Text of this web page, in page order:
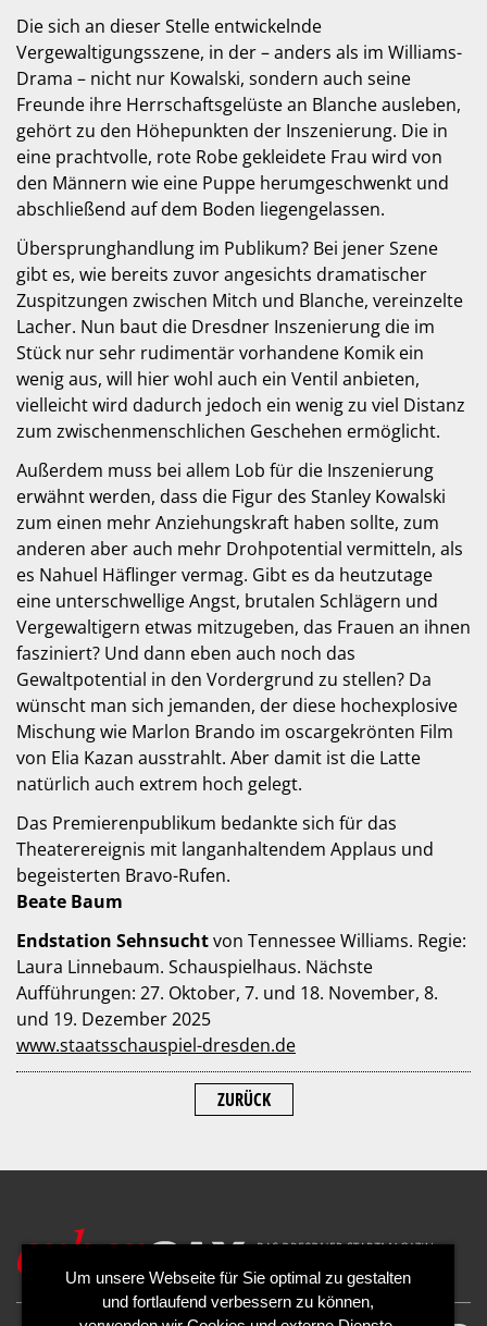
Die sich an dieser Stelle entwickelnde
Vergewaltigungsszene, in der – anders als im Williams-
Drama – nicht nur Kowalski, sondern auch seine
Freunde ihre Herrschaftsgelüste an Blanche ausleben,
gehört zu den Höhepunkten der Inszenierung. Die in
eine prachtvolle, rote Robe gekleidete Frau wird von
den Männern wie eine Puppe herumgeschwenkt und
abschließend auf dem Boden liegengelassen.
Übersprunghandlung im Publikum? Bei jener Szene
gibt es, wie bereits zuvor angesichts dramatischer
Zuspitzungen zwischen Mitch und Blanche, vereinzelte
Lacher. Nun baut die Dresdner Inszenierung die im
Stück nur sehr rudimentär vorhandene Komik ein
wenig aus, will hier wohl auch ein Ventil anbieten,
vielleicht wird dadurch jedoch ein wenig zu viel Distanz
zum zwischenmenschlichen Geschehen ermöglicht.
Außerdem muss bei allem Lob für die Inszenierung
erwähnt werden, dass die Figur des Stanley Kowalski
zum einen mehr Anziehungskraft haben sollte, zum
anderen aber auch mehr Drohpotential vermitteln, als
es Nahuel Häflinger vermag. Gibt es da heutzutage
eine unterschwellige Angst, brutalen Schlägern und
Vergewaltigern etwas mitzugeben, das Frauen an ihnen
fasziniert? Und dann eben auch noch das
Gewaltpotential in den Vordergrund zu stellen? Da
wünscht man sich jemanden, der diese hochexplosive
Mischung wie Marlon Brando im oscargekrönten Film
von Elia Kazan ausstrahlt. Aber damit ist die Latte
natürlich auch extrem hoch gelegt.
Das Premierenpublikum bedankte sich für das
Theaterereignis mit langanhaltendem Applaus und
begeisterten Bravo-Rufen.
Beate Baum
Endstation Sehnsuchtvon Tennessee Williams. Regie:
Laura Linnebaum. Schauspielhaus. Nächste
Aufführungen: 27. Oktober, 7. und 18. November, 8.
und 19. Dezember 2025
www.staatsschauspiel-dresden.de
ZURÜCK
Um unsere Webseite für Sie optimal zu gestalten
und fortlaufend verbessern zu können,